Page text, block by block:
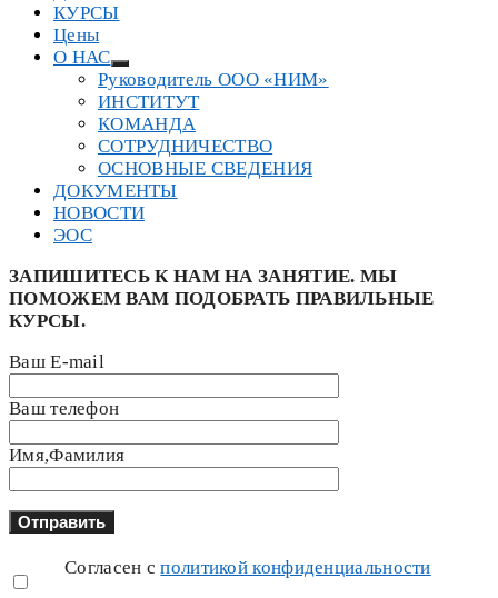
КУРСЫ
Цены
О НАС
Руководитель ООО «НИМ»
ИНСТИТУТ
КОМАНДА
СОТРУДНИЧЕСТВО
ОСНОВНЫЕ СВЕДЕНИЯ
ДОКУМЕНТЫ
НОВОСТИ
ЭОС
ЗАПИШИТЕСЬ К НАМ НА ЗАНЯТИЕ. МЫ
ПОМОЖЕМ ВАМ ПОДОБРАТЬ ПРАВИЛЬНЫЕ
КУРСЫ.
Ваш E-mail
Ваш телефон
Имя,Фамилия
Согласен сполитикой конфиденциальности